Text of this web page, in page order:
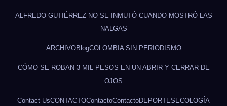
ALFREDO GUTIÉRREZ NO SE INMUTÓ CUANDO MOSTRÓ LAS
NALGAS
ARCHIVOBlogCOLOMBIA SIN PERIODISMO
CÓMO SE ROBAN 3 MIL PESOS EN UN ABRIR Y CERRAR DE
OJOS
Contact UsCONTACTOContactoContactoDEPORTES ECOLOGÍA